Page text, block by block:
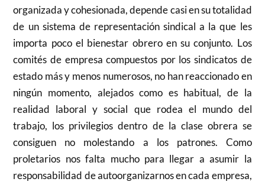
organizada y cohesionada, depende casi en su totalidad
de un sistema de representación sindical a la que les
importa poco el bienestar obrero en su conjunto. Los
comités de empresa compuestos por los sindicatos de
estado más y menos numerosos, no han reaccionado en
ningún momento, alejados como es habitual, de la
realidad laboral y social que rodea el mundo del
trabajo, los privilegios dentro de la clase obrera se
consiguen no molestando a los patrones. Como
proletarios nos falta mucho para llegar a asumir la
responsabilidad de autoorganizarnos en cada empresa,